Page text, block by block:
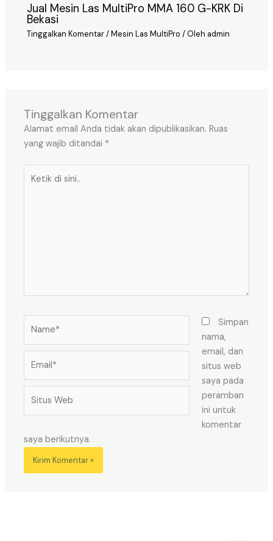
Jual Mesin Las MultiPro MMA 160 G-KRK Di
Bekasi
Tinggalkan Komentar/Mesin Las MultiPro / Oleh admin
Tinggalkan Komentar
Alamat email Anda tidak akan dipublikasikan. Ruas
yang wajib ditandai *
Web
Simpan
nama,
email, dan
situs web
saya pada
peramban
ini untuk
komentar
saya berikutnya.